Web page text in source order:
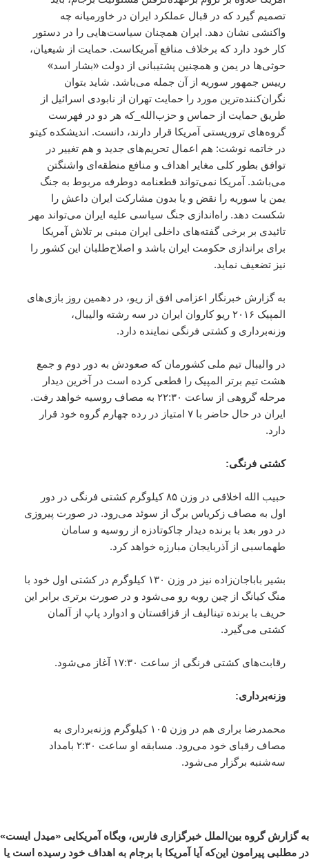
تصمیم گیرد که در قبال عملکرد ایران در خاورمیانه چه
واکنشی نشان دهد. ایران همچنان سیاست‌هایی را در دستور
کار خود دارد که برخلاف منافع آمریکاست. حمایت از شیعیان،
حوثی‌ها در یمن و همچنین پشتیبانی‌ از دولت «بشار اسد»
رییس جمهور سوریه از آن جمله می‌باشد. شاید بتوان
نگران‌کننده‌ترین مورد را حمایت تهران از نابودی اسرائیل از
طریق حمایت از حماس و حزب‌الله_که هر دو در فهرست
گروه‌های تروریستی آمریکا قرار دارند، دانست. اندیشکده کیتو
در خاتمه نوشت: هم اعمال تحریم‌های جدید و هم تغییر در
توافق بطور کلی مغایر اهداف و منافع منطقه‌ای واشنگتن
می‌باشد. آمریکا نمی‌تواند قطعنامه دوطرفه مربوط به جنگ
یمن یا سوریه را نقض و یا بدون مشارکت ایران داعش را
شکست دهد. راه‌اندازی جنگ سیاسی علیه ایران می‌تواند مهر
تائیدی بر برخی گفته‌های داخلی ایران مبنی بر تلاش آمریکا
برای براندازی حکومت ایران باشد و اصلاح‌طلبان این کشور را
نیز تضعیف نماید.
به گزارش خبرنگار اعزامی افق از ریو، در دهمین روز بازی‌های
المپیک ۲۰۱۶ ریو کاروان ایران در سه رشته والیبال،
وزنه‌برداری و کشتی فرنگی نماینده دارد.
در والیبال تیم ملی کشورمان که صعودش به دور دوم و جمع
هشت تیم برتر المپیک را قطعی کرده است در آخرین دیدار
مرحله گروهی از ساعت ۲۲:۳۰ به مصاف روسیه خواهد رفت.
ایران در حال حاضر با ۷ امتیاز در رده چهارم گروه خود قرار
دارد.
کشتی فرنگی:
حبیب الله اخلاقی در وزن ۸۵ کیلوگرم کشتی فرنگی در دور
اول به مصاف زکریاس برگ از سوئد می‌رود. در صورت پیروزی
در دور بعد با برنده دیدار چاکوتادزه از روسیه و سامان
طهماسبی از آذربایجان مبارزه خواهد کرد.
بشیر باباجان‌زاده نیز در وزن ۱۳۰ کیلوگرم در کشتی اول خود با
منگ کیانگ از چین روبه رو می‌شود و در صورت برتری برابر این
حریف با برنده تینالیف از قزاقستان و ادوارد پاپ از آلمان
کشتی می‌گیرد.
رقابت‌های کشتی فرنگی از ساعت ۱۷:۳۰ آغاز می‌شود.
وزنه‌برداری:
محمدرضا براری هم در وزن ۱۰۵ کیلوگرم وزنه‌برداری به
مصاف رقبای خود می‌رود. مسابقه او ساعت ۲:۳۰ بامداد
سه‌شنبه برگزار می‌شود.
به گزارش گروه بین‌الملل خبرگزاری فارس، وبگاه آمریکایی «میدل ایست»
در مطلبی پیرامون این‌که آیا آمریکا با برجام به اهداف خود رسیده است یا